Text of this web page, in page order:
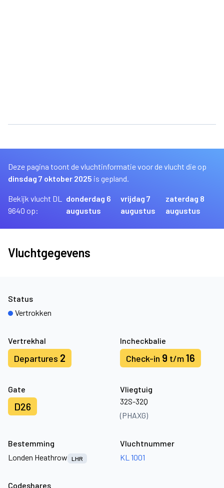
Deze pagina toont de vluchtinformatie voor de vlucht die op
dinsdag 7 oktober 2025 is gepland.
Bekijk vlucht DL
9640 op:
donderdag 6
augustus
vrijdag 7
augustus
zaterdag 8
augustus
Vluchtgegevens
Vertrekhal
Departures 2
Incheckbalie
Check-in 9 t/m16
Gate
D26
Vliegtuig
32S-32Q
(PHAXG)
Status
Vertrokken
Bestemming
Londen Heathrow
LHR
Vluchtnummer
KL 1001
Codeshares